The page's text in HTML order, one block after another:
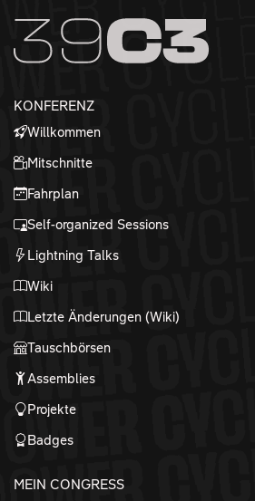
Zum Inhalt
Zum Footer
KONFERENZ
Willkommen
Mitschnitte
Fahrplan
Self-organized Sessions
Lightning Talks
Wiki
Letzte Änderungen (Wiki)
Tauschbörsen
Assemblies
Projekte
Badges
MEIN CONGRESS